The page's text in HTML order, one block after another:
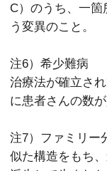
C）のうち、一箇
う変異のこと。
注6）希少難病
治療法が確立さ
に患者さんの数が
注7）ファミリー
似た構造をもち